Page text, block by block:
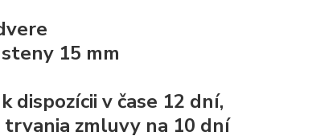
15 mm
v čase 12 dní,
zmluvy na 10 dní